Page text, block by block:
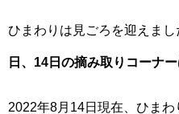
ひまわりは見ごろを迎えまし
日、14日の摘み取りコーナ
2022年8月14日現在、ひまわ